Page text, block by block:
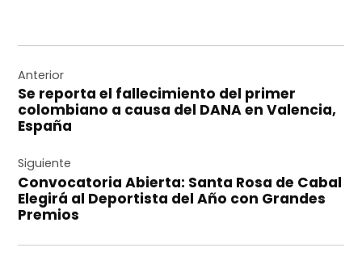
de
entradas
Anterior
Se reporta el fallecimiento del primer
colombiano a causa del DANA en Valencia,
España
Siguiente
Convocatoria Abierta: Santa Rosa de Cabal
Elegirá al Deportista del Año con Grandes
Premios